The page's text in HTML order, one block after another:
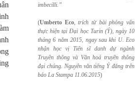
imbecilli.”
(Umberto Eco,trích từ bài phỏng vấn
thực hiện tại Đại học Turin (Ý), ngày 10
tháng 6 năm 2015, ngay sau khi U. Eco
nhận học vị Tiến sĩ danh dự ngành
Truyền thông và Văn hoá truyền thông
đại chúng. Nguyên văn tiếng Ý đăng trên
báo La Stampa 11.06.2015)